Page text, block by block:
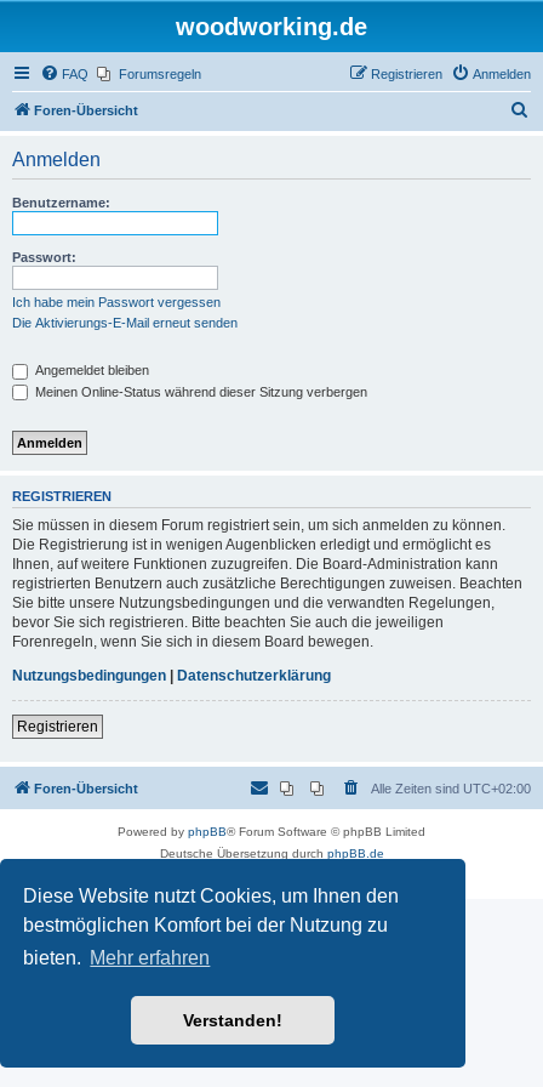
Diese Website nutzt Cookies, um Ihnen den
bestmöglichen Komfort bei der Nutzung zu
bieten. Mehr erfahren
Verstanden!
woodworking.de
FAQ Forumsregeln Anmelden
Registrieren
Foren-Übersicht
Anmelden
Benutzername:
Passwort:
Ich habe mein Passwort vergessen
Die Aktivierungs-E-Mail erneut senden
Angemeldet bleiben
Meinen Online-Status während dieser Sitzung verbergen
REGISTRIEREN
Sie müssen in diesem Forum registriert sein, um sich anmelden zu können.
Die Registrierung ist in wenigen Augenblicken erledigt und ermöglicht es
Ihnen, auf weitere Funktionen zuzugreifen. Die Board-Administration kann
registrierten Benutzern auch zusätzliche Berechtigungen zuweisen. Beachten
Sie bitte unsere Nutzungsbedingungen und die verwandten Regelungen,
bevor Sie sich registrieren. Bitte beachten Sie auch die jeweiligen
Forenregeln, wenn Sie sich in diesem Board bewegen.
Nutzungsbedingungen | Datenschutzerklärung
Registrieren
Foren-Übersicht Alle Zeiten sind UTC+02:00
Powered by phpBB® Forum Software © phpBB Limited
Deutsche Übersetzung durch phpBB.de